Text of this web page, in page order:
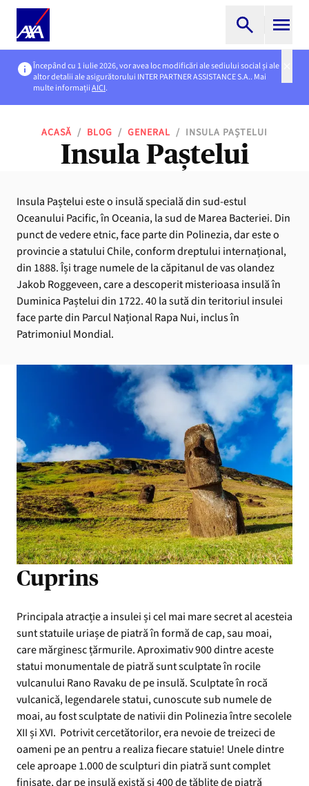
Începând cu 1 iulie 2026, vor avea loc modificări ale sediului social și ale
altor detalii ale asigurătorului INTER PARTNER ASSISTANCE S.A.. Mai
multe informațiiAICI.
ACASĂ / BLOG / GENERAL / INSULA PAȘTELUI
Insula Paștelui
Insula Paștelui este o insulă specială din sud-estul
Oceanului Pacific, în Oceania, la sud de Marea Bacteriei. Din
punct de vedere etnic, face parte din Polinezia, dar este o
provincie a statului Chile, conform dreptului internațional,
din 1888. Își trage numele de la căpitanul de vas olandez
Jakob Roggeveen, care a descoperit misterioasa insulă în
Duminica Paștelui din 1722. 40 la sută din teritoriul insulei
face parte din Parcul Național Rapa Nui, inclus în
Patrimoniul Mondial.
Cuprins
Principala atracție a insulei și cel mai mare secret al acesteia
sunt statuile uriașe de piatră în formă de cap, sau moai,
care mărginesc țărmurile. Aproximativ 900 dintre aceste
statui monumentale de piatră sunt sculptate în rocile
vulcanului Rano Ravaku de pe insulă. Sculptate în rocă
vulcanică, legendarele statui, cunoscute sub numele de
moai, au fost sculptate de nativii din Polinezia între secolele
XII și XVI. Potrivit cercetătorilor, era nevoie de treizeci de
oameni pe an pentru a realiza fiecare statuie! Unele dintre
cele aproape 1.000 de sculpturi din piatră sunt complet
finisate, dar pe insulă există și 400 de tăblițe de piatră